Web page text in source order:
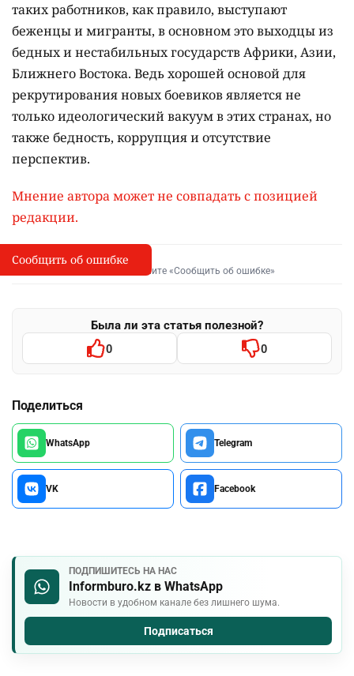
таких работников, как правило, выступают
беженцы и мигранты, в основном это выходцы из
бедных и нестабильных государств Африки, Азии,
Ближнего Востока. Ведь хорошей основой для
рекрутирования новых боевиков является не
только идеологический вакуум в этих странах, но
также бедность, коррупция и отсутствие
перспектив.
Мнение автора может не совпадать с позицией
редакции.
I
Сообщить об опечатке
Выделите фрагмент и нажмите «Сообщить об ошибке»
Была ли эта статья полезной?
0 0
Поделиться
WhatsApp Telegram
VK Facebook
ПОДПИШИТЕСЬ НА НАС
Informburo.kz в WhatsApp
Новости в удобном канале без лишнего шума.
Подписаться
Сообщить об ошибке